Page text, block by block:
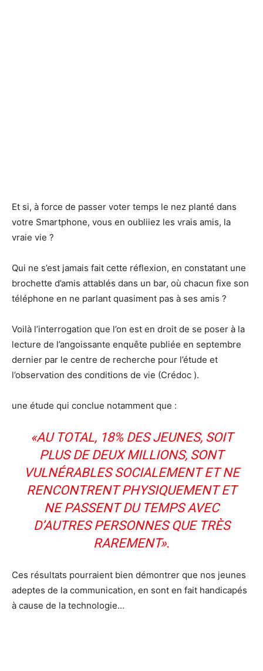
Et si, à force de passer voter temps le nez planté dans
votre Smartphone, vous en oubliiez les vrais amis, la
vraie vie ?
Qui ne s’est jamais fait cette réflexion, en constatant une
brochette d’amis attablés dans un bar, où chacun fixe son
téléphone en ne parlant quasiment pas à ses amis ?
Voilà l’interrogation que l’on est en droit de se poser à la
lecture de l’angoissante enquête publiée en septembre
dernier par le centre de recherche pour l’étude et
l’observation des conditions de vie (Crédoc ).
une étude qui conclue notamment que :
«AU TOTAL, 18% DES JEUNES, SOIT
PLUS DE DEUX MILLIONS, SONT
VULNÉRABLES SOCIALEMENT ET NE
RENCONTRENT PHYSIQUEMENT ET
NE PASSENT DU TEMPS AVEC
D’AUTRES PERSONNES QUE TRÈS
RAREMENT».
Ces résultats pourraient bien démontrer que nos jeunes
adeptes de la communication, en sont en fait handicapés
à cause de la technologie…